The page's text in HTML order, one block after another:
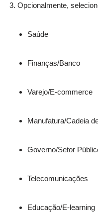
Opcionalmente,
Saúde
Finanças/Banco
Varejo/E-commerce
Manufatura/Cadeia
Governo/Setor
Telecomunicações
Educação/E-learning